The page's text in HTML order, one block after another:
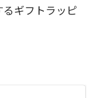
ギフトラッピ